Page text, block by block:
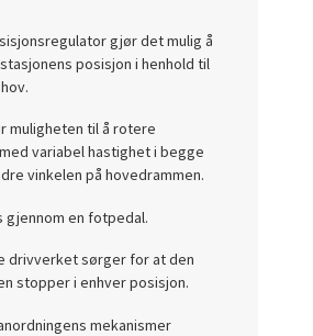
gjør det mulig å
posisjon i henhold til
muligheten til å rotere
variabel hastighet i begge
vinkelen på hovedrammen.
gjennom en fotpedal.
drivverket sørger for at den
stopper i enhver posisjon.
mekanismer